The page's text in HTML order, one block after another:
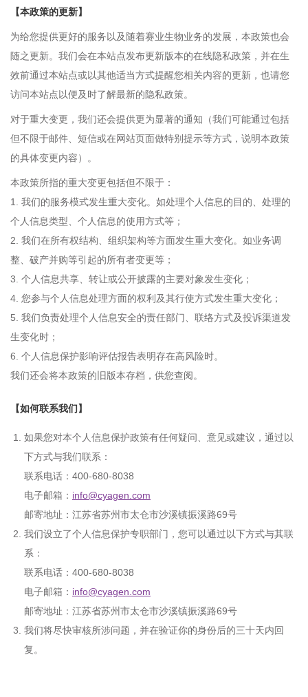
【本政策的更新】
为给您提供更好的服务以及随着赛业生物业务的发展，本政策也会
随之更新。我们会在本站点发布更新版本的在线隐私政策，并在生
效前通过本站点或以其他适当方式提醒您相关内容的更新，也请您
访问本站点以便及时了解最新的隐私政策。
对于重大变更，我们还会提供更为显著的通知（我们可能通过包括
但不限于邮件、短信或在网站页面做特别提示等方式，说明本政策
的具体变更内容）。
本政策所指的重大变更包括但不限于：
1. 我们的服务模式发生重大变化。如处理个人信息的目的、处理的
个人信息类型、个人信息的使用方式等；
2. 我们在所有权结构、组织架构等方面发生重大变化。如业务调
整、破产并购等引起的所有者变更等；
3. 个人信息共享、转让或公开披露的主要对象发生变化；
4. 您参与个人信息处理方面的权利及其行使方式发生重大变化；
5. 我们负责处理个人信息安全的责任部门、联络方式及投诉渠道发
生变化时；
6. 个人信息保护影响评估报告表明存在高风险时。
我们还会将本政策的旧版本存档，供您查阅。
【如何联系我们】
如果您对本个人信息保护政策有任何疑问、意见或建议，通过以
下方式与我们联系：
联系电话：400-680-8038
电子邮箱： info@cyagen.com
邮寄地址：江苏省苏州市太仓市沙溪镇振溪路69号
我们设立了个人信息保护专职部门，您可以通过以下方式与其联
系：
联系电话：400-680-8038
电子邮箱： info@cyagen.com
邮寄地址：江苏省苏州市太仓市沙溪镇振溪路69号
我们将尽快审核所涉问题，并在验证你的身份后的三十天内回
复。